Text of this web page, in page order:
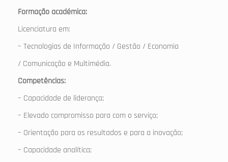
Formação académica:
Licenciatura em:
– Tecnologias de Informação / Gestão / Economia
/ Comunicação e Multimédia.
Competências:
– Capacidade de liderança;
– Elevado compromisso para com o serviço;
– Orientação para os resultados e para a inovação;
– Capacidade analítica;